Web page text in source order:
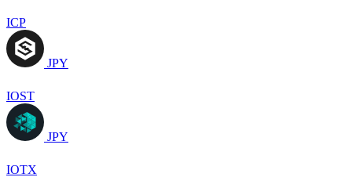
ICP
JPY
IOST
JPY
IOTX